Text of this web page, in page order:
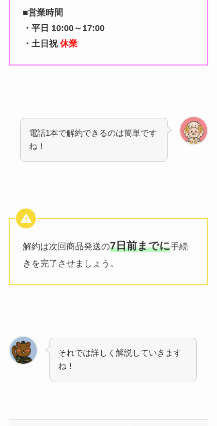
■営業時間
・平日 10:00～17:00
・土日祝 休業
電話1本で解約できるのは簡単です
ね！
解約は次回商品発送の7日前までに手続
きを完了させましょう。
それでは詳しく解説していきます
ね！